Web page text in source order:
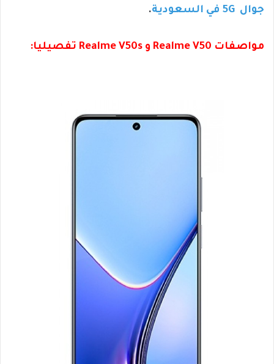
جوال 5G في السعودية
.
مواصفات Realme V50 و Realme V50s تفصيليا: